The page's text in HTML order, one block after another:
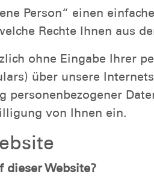
Person“ einen
Rechte Ihnen aus
ohne Eingabe Ihrer
über unsere
personenbezogener
von Ihnen ein.
Website?